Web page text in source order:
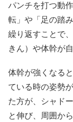
パンチを打つ動
転」や「足の踏
繰り返すことで
きん）や体幹が
体幹が強くなる
ている時の姿勢
た方が、シャド
と伸び、周囲か